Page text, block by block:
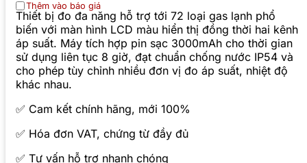
Thêm vào báo giá
Thiết bị đo đa năng hỗ trợ tới 72 loại gas lạnh phổ
biến với màn hình LCD màu hiển thị đồng thời hai kênh
áp suất. Máy tích hợp pin sạc 3000mAh cho thời gian
sử dụng liên tục 8 giờ, đạt chuẩn chống nước IP54 và
cho phép tùy chỉnh nhiều đơn vị đo áp suất, nhiệt độ
khác nhau.
✅ Cam kết chính hãng, mới 100%
✅ Hóa đơn VAT, chứng từ đầy đủ
✅ Tư vấn hỗ trợ nhanh chóng